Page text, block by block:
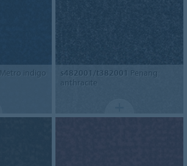
Metro indigo s482001/t382001 Penang
anthracite